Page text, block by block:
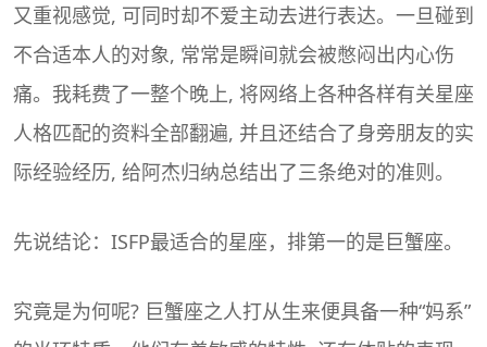
又重视感觉, 可同时却不爱主动去进行表达。一旦碰到
不合适本人的对象, 常常是瞬间就会被憋闷出内心伤
痛。我耗费了一整个晚上, 将网络上各种各样有关星座
人格匹配的资料全部翻遍, 并且还结合了身旁朋友的实
际经验经历, 给阿杰归纳总结出了三条绝对的准则。
先说结论：ISFP最适合的星座，排第一的是巨蟹座。
究竟是为何呢? 巨蟹座之人打从生来便具备一种“妈系”